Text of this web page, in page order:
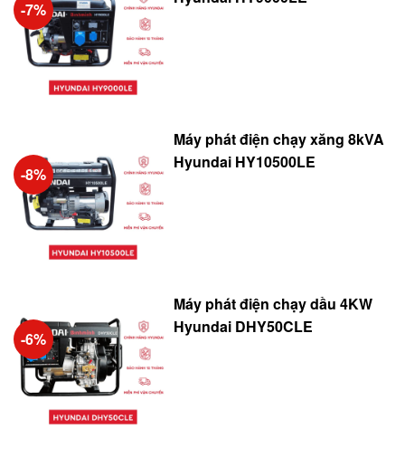
-7%
-8%
Máy phát điện chạy xăng 8kVA
Hyundai HY10500LE
-6%
Máy phát điện chạy dầu 4KW
Hyundai DHY50CLE